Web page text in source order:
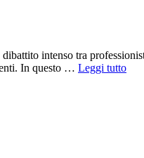
intenso tra
In questo … Leggi tutto